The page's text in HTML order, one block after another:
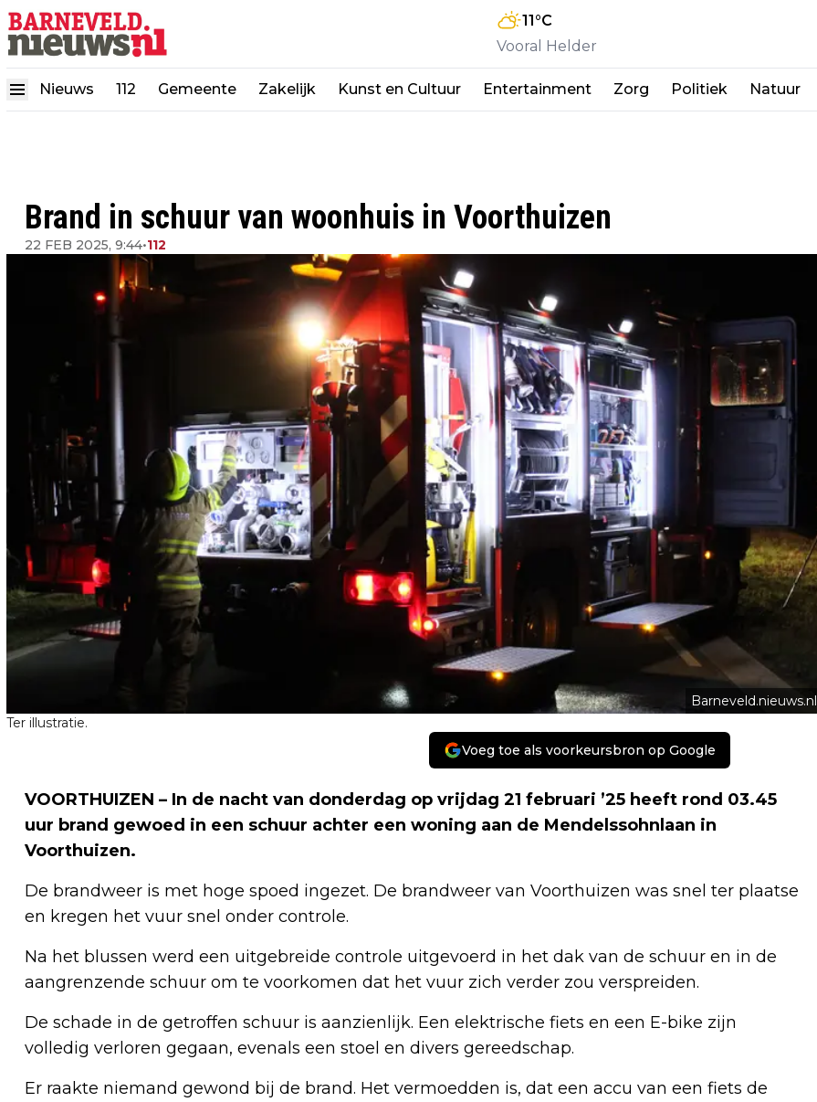
11°C
Vooral Helder
Nieuws 112 Gemeente Zakelijk Kunst en Cultuur Entertainment Zorg Politiek Natuur
Brand in schuur van woonhuis in Voorthuizen
22 FEB 2025, 9:44•112
Barneveld.nieuws.nl
Ter illustratie.
Voeg toe als voorkeursbron op Google
VOORTHUIZEN – In de nacht van donderdag op vrijdag 21 februari ’25 heeft rond 03.45
uur brand gewoed in een schuur achter een woning aan de Mendelssohnlaan in
Voorthuizen.
De brandweer is met hoge spoed ingezet. De brandweer van Voorthuizen was snel ter plaatse
en kregen het vuur snel onder controle.
Na het blussen werd een uitgebreide controle uitgevoerd in het dak van de schuur en in de
aangrenzende schuur om te voorkomen dat het vuur zich verder zou verspreiden.
De schade in de getroffen schuur is aanzienlijk. Een elektrische fiets en een E-bike zijn
volledig verloren gegaan, evenals een stoel en divers gereedschap.
Er raakte niemand gewond bij de brand. Het vermoedden is, dat een accu van een fiets de